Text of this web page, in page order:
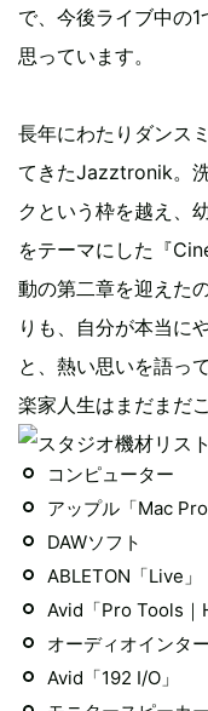
で、今後ライブ中の
思っています。
長年にわたりダンス
てきたJazztronik。
クという枠を越え、
をテーマにした『
動の第二章を迎えた
りも、自分が本当に
と、熱い思いを語っ
楽家人生はまだまだ
コンピューター
アップル「Mac Pro
DAWソフト
ABLETON「Live」
Avid「Pro Tools｜
オーディオインタ
Avid「192 I/O」